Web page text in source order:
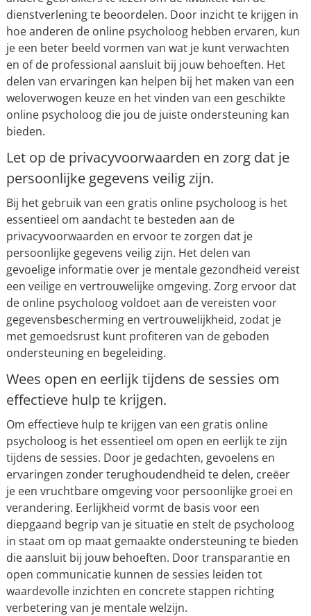
dienstverlening te beoordelen. Door inzicht te krijgen in
hoe anderen de online psycholoog hebben ervaren, kun
je een beter beeld vormen van wat je kunt verwachten
en of de professional aansluit bij jouw behoeften. Het
delen van ervaringen kan helpen bij het maken van een
weloverwogen keuze en het vinden van een geschikte
online psycholoog die jou de juiste ondersteuning kan
bieden.
Let op de privacyvoorwaarden en zorg dat je
persoonlijke gegevens veilig zijn.
Bij het gebruik van een gratis online psycholoog is het
essentieel om aandacht te besteden aan de
privacyvoorwaarden en ervoor te zorgen dat je
persoonlijke gegevens veilig zijn. Het delen van
gevoelige informatie over je mentale gezondheid vereist
een veilige en vertrouwelijke omgeving. Zorg ervoor dat
de online psycholoog voldoet aan de vereisten voor
gegevensbescherming en vertrouwelijkheid, zodat je
met gemoedsrust kunt profiteren van de geboden
ondersteuning en begeleiding.
Wees open en eerlijk tijdens de sessies om
effectieve hulp te krijgen.
Om effectieve hulp te krijgen van een gratis online
psycholoog is het essentieel om open en eerlijk te zijn
tijdens de sessies. Door je gedachten, gevoelens en
ervaringen zonder terughoudendheid te delen, creëer
je een vruchtbare omgeving voor persoonlijke groei en
verandering. Eerlijkheid vormt de basis voor een
diepgaand begrip van je situatie en stelt de psycholoog
in staat om op maat gemaakte ondersteuning te bieden
die aansluit bij jouw behoeften. Door transparantie en
open communicatie kunnen de sessies leiden tot
waardevolle inzichten en concrete stappen richting
verbetering van je mentale welzijn.